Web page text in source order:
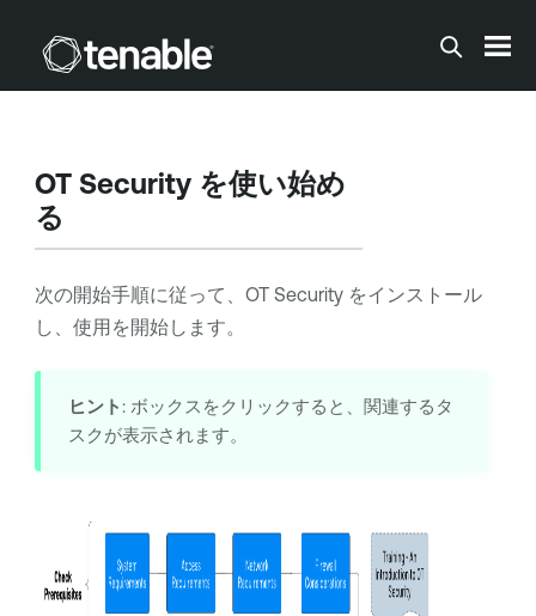
メインコンテンツに移動する
OT Securityを使い始め
る
次の開始手順に従って、 OT Securityをインストール
し、使用を開始します。
ヒント: ボックスをクリックすると、関連するタ
スクが表示されます。